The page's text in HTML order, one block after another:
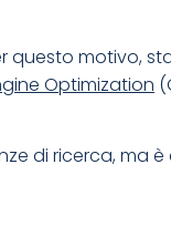
questo motivo,
Optimization
di ricerca, ma è